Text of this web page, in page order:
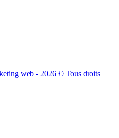
web - 2026 © Tous droits